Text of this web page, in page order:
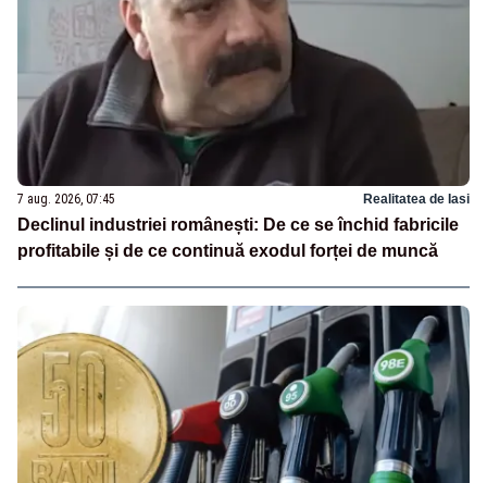
7 aug. 2026, 07:45 Realitatea de Iasi
Declinul industriei românești: De ce se închid fabricile
profitabile și de ce continuă exodul forței de muncă